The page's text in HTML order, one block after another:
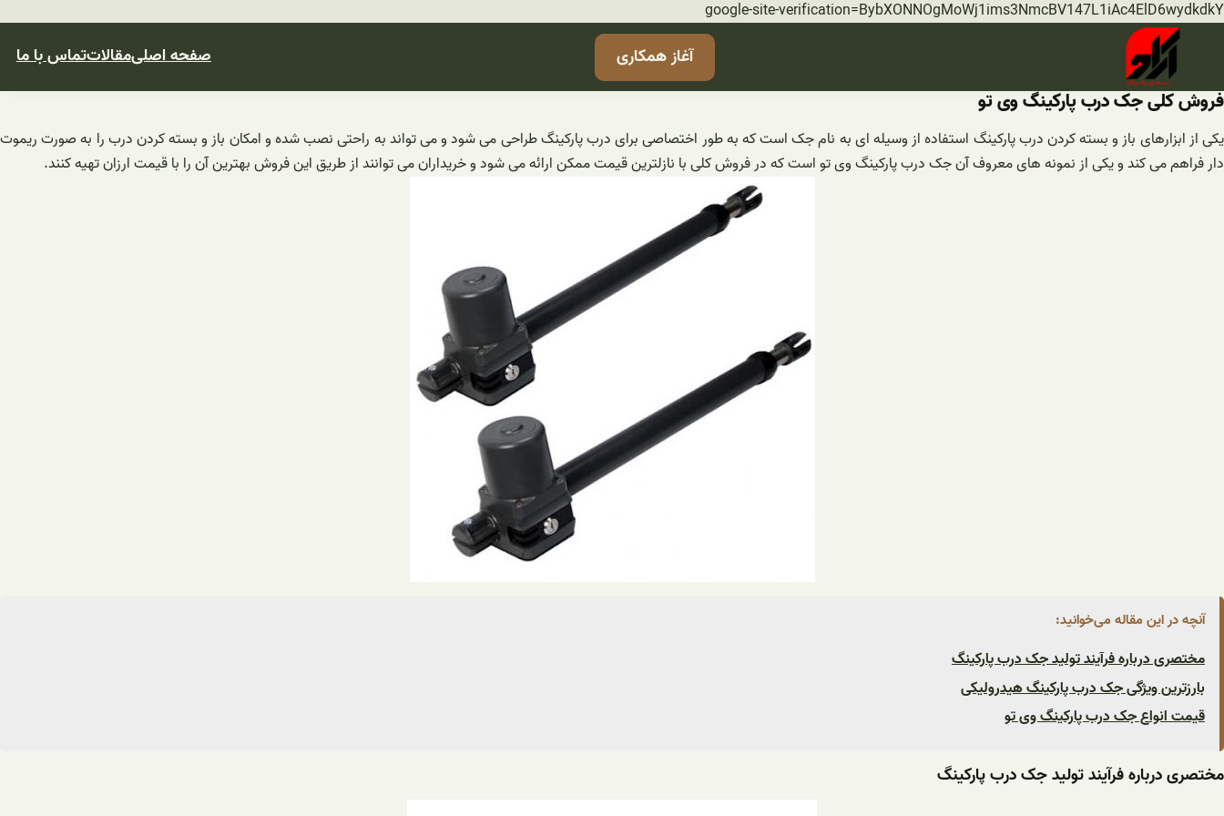
google-site-verification=BybXONNOgMoWj1ims3NmcBV147L1iAc4ElD6wydkdkYرفتن
به
محتوا
آغاز همکاری صفحه اصلیمقالاتتماس با ما
فروش کلی جک درب پارکینگ وی تو
یکی از ابزارهای باز و بسته کردن درب پارکینگ استفاده از وسیله ای به نام جک است که به طور اختصاصی برای درب پارکینگ طراحی می شود و می تواند به راحتی نصب شده و امکان باز و بسته کردن درب را به صورت ریموت
دار فراهم می کند و یکی از نمونه های معروف آن جک درب پارکینگ وی تو است که در فروش کلی با نازلترین قیمت ممکن ارائه می شود و خریداران می توانند از طریق این فروش بهترین آن را با قیمت ارزان تهیه کنند.
آنچه در این مقاله می‌خوانید:
مختصری درباره فرآیند تولید جک درب پارکینگ
بارزترین ویژگی جک درب پارکینگ هیدرولیکی
قیمت انواع جک درب پارکینگ وی تو
مختصری درباره فرآیند تولید جک درب پارکینگ